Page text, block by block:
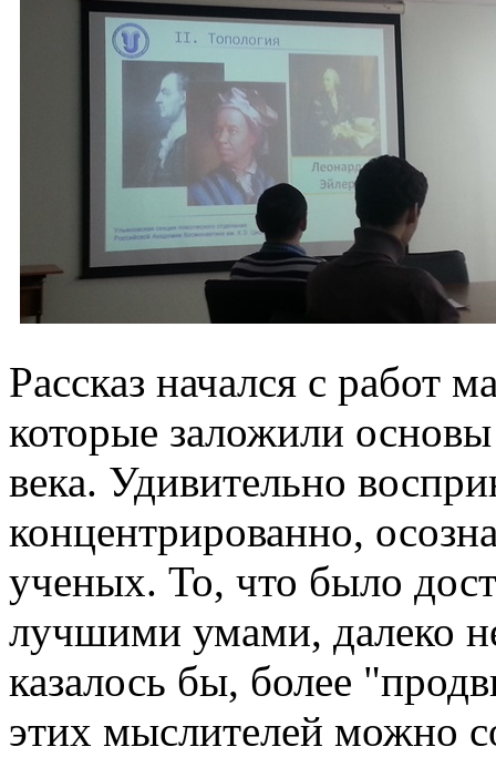
Рассказ начался с работ
которые заложили
века. Удивительно
концентрированно,
ученых. То, что было
лучшими умами, далеко
казалось бы, более
этих мыслителей можно